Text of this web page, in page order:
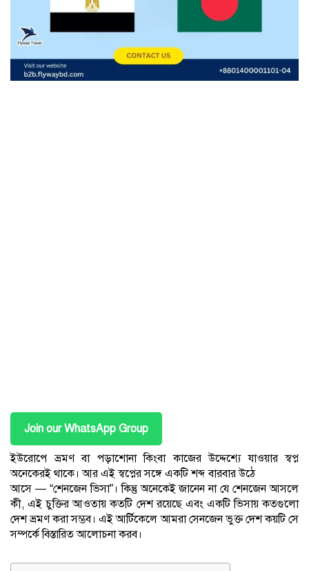
Join our WhatsApp Group
ইউরোপে ভ্রমণ বা পড়াশোনা কিংবা কাজের উদ্দেশ্যে যাওয়ার স্বপ্ন
অনেকেরই থাকে। আর এই স্বপ্নের সঙ্গে একটি শব্দ বারবার উঠে
আসে — “শেনজেন ভিসা”। কিন্তু অনেকেই জানেন না যে শেনজেন আসলে
কী, এই চুক্তির আওতায় কতটি দেশ রয়েছে এবং একটি ভিসায় কতগুলো
দেশ ভ্রমণ করা সম্ভব। এই আর্টিকেলে আমরা সেনজেন ভুক্ত দেশ কয়টি সে
সম্পর্কে বিস্তারিত আলোচনা করব।